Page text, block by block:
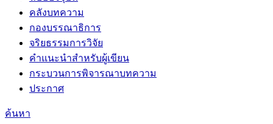
คลังบทความ
กองบรรณาธิการ
จริยธรรมการวิจัย
คำแนะนำสำหรับผู้เขียน
กระบวนการพิจารณาบทความ
ประกาศ
ค้นหา